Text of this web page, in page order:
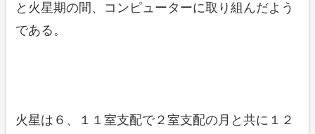
と火星期の間、コンピューターに取り組んだよう
である。
火星は６、１１室支配で２室支配の月と共に１２